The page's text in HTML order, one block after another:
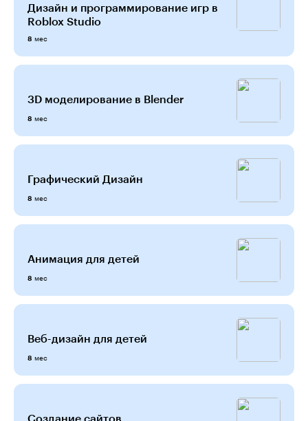
Дизайн и программирование игр в
Roblox Studio
8 мес
3D моделирование в Blender
8 мес
Графический Дизайн
8 мес
Анимация для детей
8 мес
Веб-дизайн для детей
8 мес
Создание сайтов